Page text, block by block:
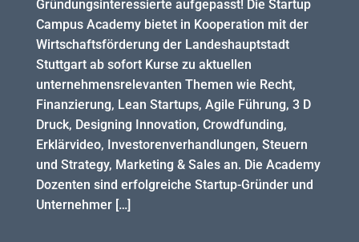
Gründungsinteressierte aufgepasst! Die Startup
Campus Academy bietet in Kooperation mit der
Wirtschaftsförderung der Landeshauptstadt
Stuttgart ab sofort Kurse zu aktuellen
unternehmensrelevanten Themen wie Recht,
Finanzierung, Lean Startups, Agile Führung, 3 D
Druck, Designing Innovation, Crowdfunding,
Erklärvideo, Investorenverhandlungen, Steuern
und Strategy, Marketing & Sales an. Die Academy
Dozenten sind erfolgreiche Startup-Gründer und
Unternehmer […]